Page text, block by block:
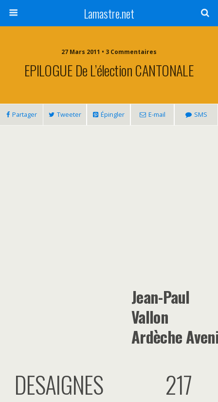
Lamastre.net
27 Mars 2011 • 3 Commentaires
EPILOGUE De L’élection CANTONALE
Partager Tweeter Épingler E-mail SMS
Jean-Paul
Vallon
Ardèche
DESAIGNES
217